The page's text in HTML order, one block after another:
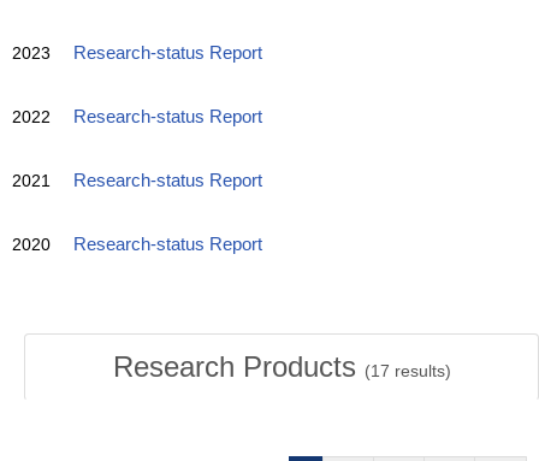
2023 Research-status Report
2022 Research-status Report
2021 Research-status Report
2020 Research-status Report
Research Products (17 results)